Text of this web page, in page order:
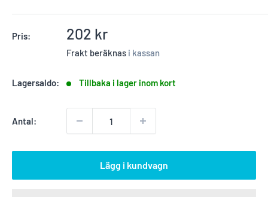
Pris: Reapris
202 kr
Frakt beräknas i kassan
Lagersaldo: Tillbaka i lager inom kort
Antal:
Lägg i kundvagn